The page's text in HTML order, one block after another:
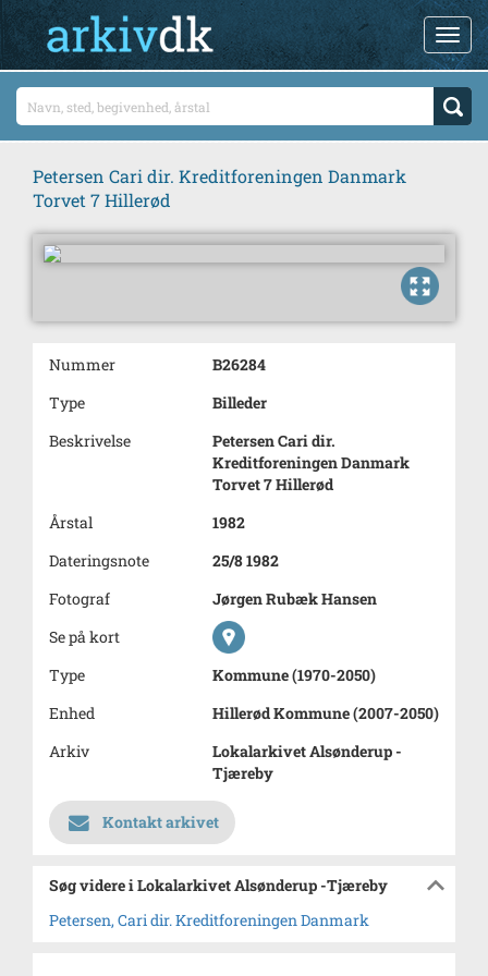
Petersen Cari dir. Kreditforeningen Danmark
Torvet 7 Hillerød
Nummer
B26284
Type
Billeder
Beskrivelse
Petersen Cari dir.
Kreditforeningen Danmark
Torvet 7 Hillerød
Årstal
1982
Dateringsnote
25/8 1982
Fotograf
Jørgen Rubæk Hansen
Se på kort
Type
Kommune (1970-2050)
Enhed
Hillerød Kommune (2007-2050)
Arkiv
Lokalarkivet Alsønderup -
Tjæreby
Kontakt arkivet
Søg videre i Lokalarkivet Alsønderup -Tjæreby
Petersen, Cari dir. Kreditforeningen Danmark